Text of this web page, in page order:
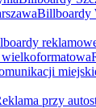
Billboardy
przy